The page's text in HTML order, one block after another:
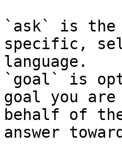
`ask` is the
specific,
language.
`goal` is
goal you
behalf of
answer